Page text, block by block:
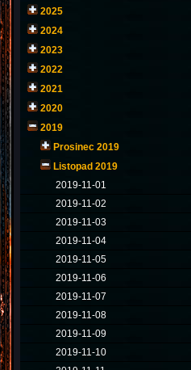
2025
2024
2023
2022
2021
2020
2019
Prosinec 2019
Listopad 2019
2019-11-01
2019-11-02
2019-11-03
2019-11-04
2019-11-05
2019-11-06
2019-11-07
2019-11-08
2019-11-09
2019-11-10